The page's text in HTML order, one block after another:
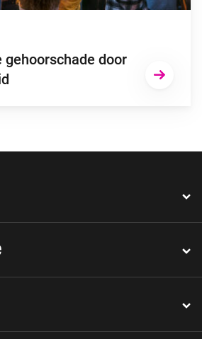
gehoorschade door